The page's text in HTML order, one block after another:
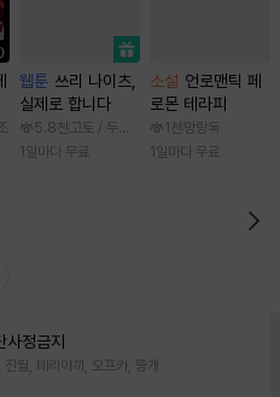
웹툰 쓰리 나이츠,
실제로 합니다
5.8천 고토 / 두나래
1일마다 무료
소설 언로맨틱 페
로몬 테라피
1천 망랑독
1일마다 무료
사정금지
월, 테리야끼, 오프카, 뚱개